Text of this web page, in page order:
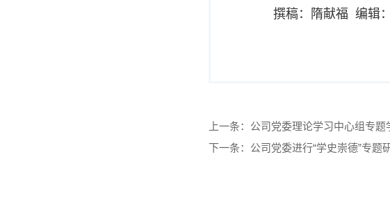
撰稿：隋献福 编辑
上一条： 公司党委理论学习中心组专
下一条： 公司党委进行“学史崇德”专题